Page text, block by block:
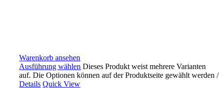
Warenkorb ansehen
Ausführung wählen Dieses Produkt weist mehrere Varianten
auf. Die Optionen können auf der Produktseite gewählt werden/
Details Quick View